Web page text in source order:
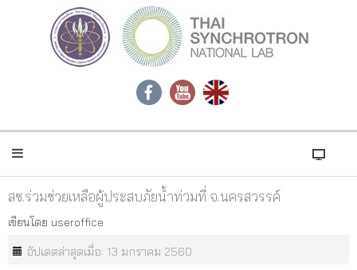
สซ.ร่วมช่วยเหลือผู้ประสบภัยน้ำท่วมที่ จ.นครสวรรค์
เขียนโดย useroffice
อัปเดตล่าสุดเมื่อ: 13 มกราคม 2560